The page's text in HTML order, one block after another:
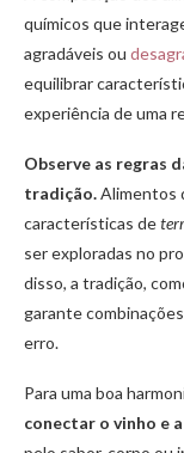
químicos que
agradáveis ou
equilibrar
experiência de uma
Observe as regras
tradição.Alimentos
características de
ser exploradas no
disso, a tradição,
garante
erro.
Para uma boa
conectar o vinho e